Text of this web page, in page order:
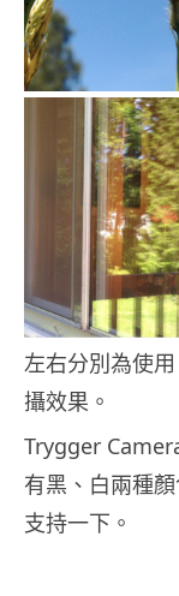
左右分別為使
攝效果。
Trygger
有黑、白兩種
支持一下。